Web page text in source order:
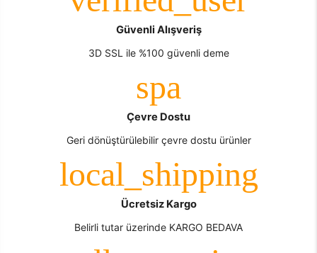
Güvenli Alışveriş
3D SSL ile %100 güvenli deme
Çevre Dostu
Geri dönüştürülebilir çevre dostu ürünler
Ücretsiz Kargo
Belirli tutar üzerinde KARGO BEDAVA